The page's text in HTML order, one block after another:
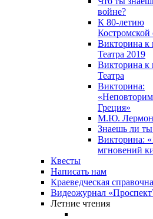
войне?
К 80-летию
Костромской
Викторина к
Театра 2019
Викторина к
Театра
Викторина:
Греция»
М.Ю.
Знаешь ли
Викторина:
мгновений
Квесты
Написать нам
Краеведческая
Видеожурнал
Летние чтения